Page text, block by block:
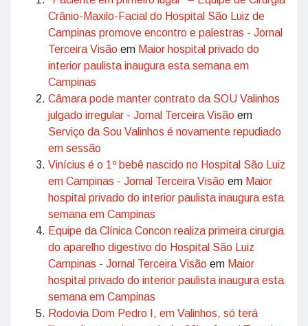
Crânio-Maxilo-Facial do Hospital São Luiz de
Campinas promove encontro e palestras - Jornal
Terceira Visão em Maior hospital privado do
interior paulista inaugura esta semana em
Campinas
Câmara pode manter contrato da SOU Valinhos
julgado irregular - Jornal Terceira Visão em
Serviço da Sou Valinhos é novamente repudiado
em sessão
Vinícius é o 1º bebê nascido no Hospital São Luiz
em Campinas - Jornal Terceira Visão em Maior
hospital privado do interior paulista inaugura esta
semana em Campinas
Equipe da Clínica Concon realiza primeira cirurgia
do aparelho digestivo do Hospital São Luiz
Campinas - Jornal Terceira Visão em Maior
hospital privado do interior paulista inaugura esta
semana em Campinas
Rodovia Dom Pedro I, em Valinhos, só terá